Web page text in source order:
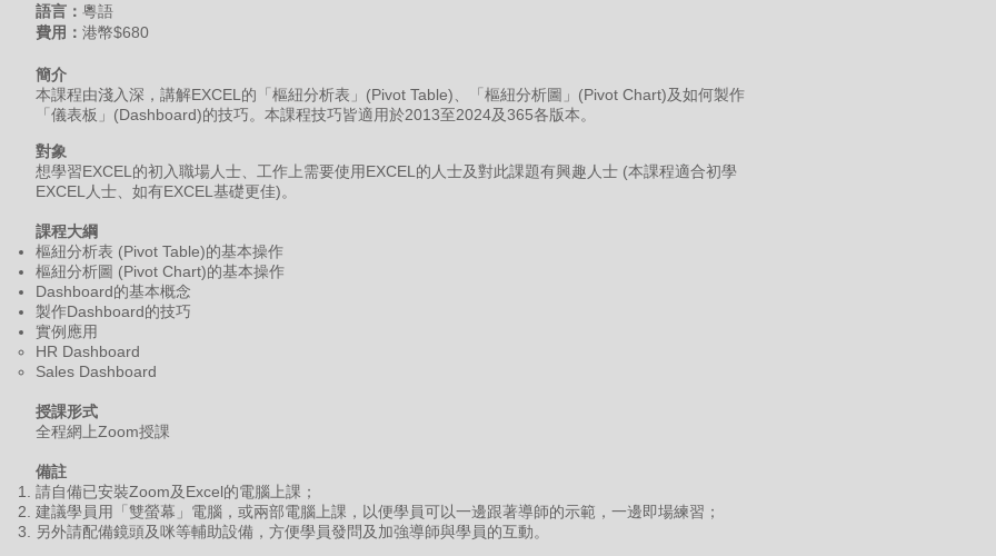
語言： 粵語
費用 ： 港幣$680
簡介
本課程由淺入深，講解EXCEL的「樞紐分析表」(Pivot Table)、「樞紐分析圖」(Pivot Chart)及如何製作
「儀表板」(Dashboard)的技巧。本課程技巧皆適用於2013至2024及365各版本。
對象
想學習EXCEL的初入職場人士、工作上需要使用EXCEL的人士及對此課題有興趣人士 (本課程適合初學
EXCEL人士、如有EXCEL基礎更佳)。
課程大綱
樞紐分析表 (Pivot Table)的基本操作
樞紐分析圖 (Pivot Chart)的基本操作
Dashboard的基本概念
製作Dashboard的技巧
實例應用
HR Dashboard
Sales Dashboard
授課形式
全程網上Zoom授課
備註
請自備已安裝Zoom及Excel的電腦上課；
建議學員用「雙螢幕」電腦，或兩部電腦上課，以便學員可以一邊跟著導師的示範，一邊即場練習；
另外請配備鏡頭及咪等輔助設備，方便學員發問及加強導師與學員的互動。